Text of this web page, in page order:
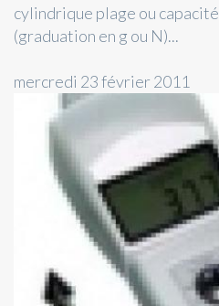
cylindrique plage ou
(graduation en g ou N)...
mercredi 23 février 2011